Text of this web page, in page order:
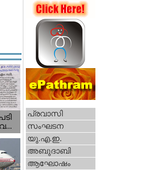
പ്രവാസി
സംഘടന
യു.എ.ഇ.
അബുദാബി
ആഘോഷം